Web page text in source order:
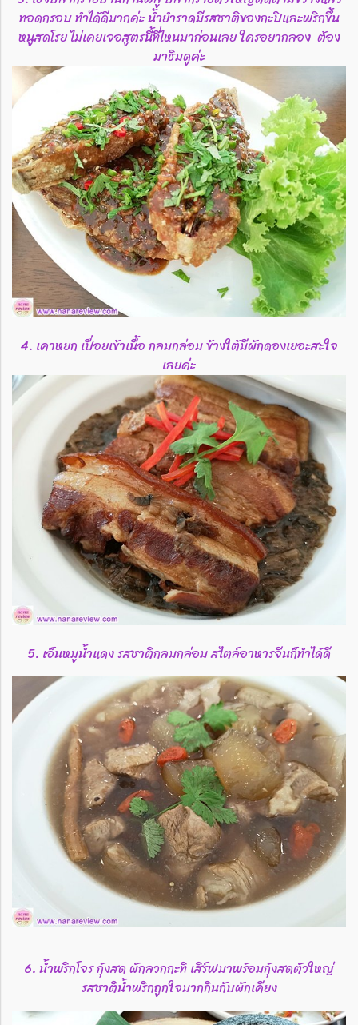
ทอดกรอบ ทำได้ดีมากค่ะ น้ำยำราดมีรสชาติของกะปิและพริกขึ้น
หนูสดโรย ไม่เคยเจอสูตรนี้ที่ไหนมาก่อนเลย ใครอยากลอง ต้อง
มาชิมดูค่ะ
4. เคาหยก เปื่อยเข้าเนื้อ กลมกล่อม ข้างใต้มีผักดองเยอะสะใจ
เลยค่ะ
5. เอ็นหมูน้ำแดง รสชาติกลมกล่อม สไตล์อาหารจีนก็ทำได้ดี
6. น้ำพริกโจร กุ้งสด ผักลวกกะทิ เสิร์ฟมาพร้อมกุ้งสดตัวใหญ่
รสชาติน้ำพริกถูกใจมากกินกับผักเคียง